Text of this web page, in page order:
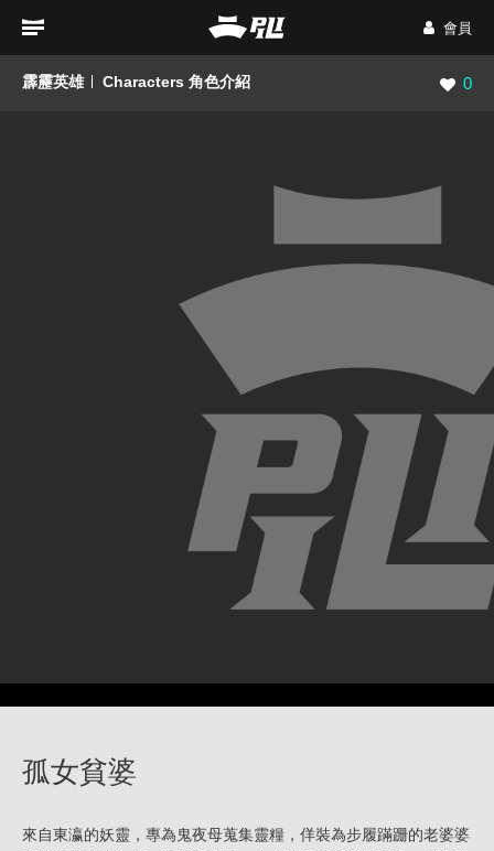
會員
霹靂英雄 Characters 角色介紹 瀏覽
0
孤女貧婆
來自東瀛的妖靈，專為鬼夜母蒐集靈糧，佯裝為步履蹣跚的老婆婆